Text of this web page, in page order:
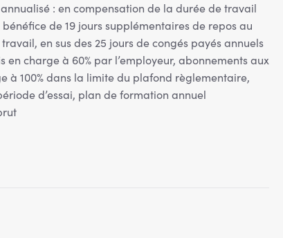
: en compensation de la durée de travail
de 19 jours supplémentaires de repos au
en sus des 25 jours de congés payés annuels
charge à 60% par l’employeur, abonnements aux
à 100% dans la limite du plafond règlementaire,
d’essai, plan de formation annuel